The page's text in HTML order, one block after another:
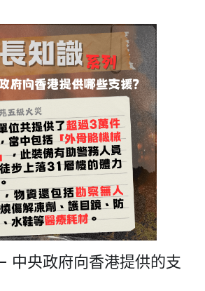
中央政府向香港提供的支